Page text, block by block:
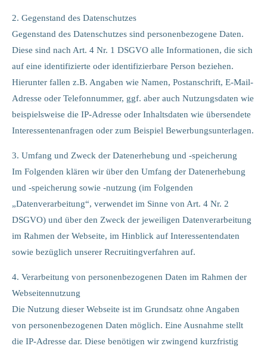
Lorem ipsum dolor sit amet, consectetuer adipiscing elit.
Aenean commodo ligula eget dolor. Aenean massa. Cum sociis
natoque penatibus et magnis dis parturient montes, nascetur
ridiculus mus. Donec quam felis, ultricies nec.
2. Gegenstand des Datenschutzes
Gegenstand des Datenschutzes sind personenbezogene Daten.
Diese sind nach Art. 4 Nr. 1 DSGVO alle Informationen, die sich
auf eine identifizierte oder identifizierbare Person beziehen.
Hierunter fallen z.B. Angaben wie Namen, Postanschrift, E-Mail-
Adresse oder Telefonnummer, ggf. aber auch Nutzungsdaten wie
beispielsweise die IP-Adresse oder Inhaltsdaten wie übersendete
Interessentenanfragen oder zum Beispiel Bewerbungsunterlagen.
3. Umfang und Zweck der Datenerhebung und -speicherung
Im Folgenden klären wir über den Umfang der Datenerhebung
und -speicherung sowie -nutzung (im Folgenden
„Datenverarbeitung“, verwendet im Sinne von Art. 4 Nr. 2
DSGVO) und über den Zweck der jeweiligen Datenverarbeitung
im Rahmen der Webseite, im Hinblick auf Interessentendaten
sowie bezüglich unserer Recruitingverfahren auf.
4. Verarbeitung von personenbezogenen Daten im Rahmen der
Webseitennutzung
Die Nutzung dieser Webseite ist im Grundsatz ohne Angaben
von personenbezogenen Daten möglich. Eine Ausnahme stellt
die IP-Adresse dar. Diese benötigen wir zwingend kurzfristig